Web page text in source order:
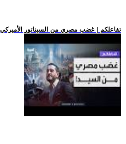
.. تفاعلكم | غضب مصري من السيناتور